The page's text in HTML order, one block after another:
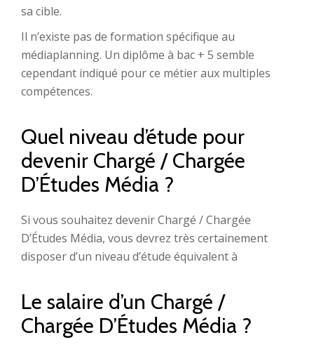
sa cible.
Il n’existe pas de formation spécifique au
médiaplanning. Un diplôme à bac + 5 semble
cependant indiqué pour ce métier aux multiples
compétences.
Quel niveau d’étude pour
devenir Chargé / Chargée
D’Études Média ?
Si vous souhaitez devenir Chargé / Chargée
D’Études Média, vous devrez très certainement
disposer d’un niveau d’étude équivalent à
Le salaire d’un Chargé /
Chargée D’Études Média ?